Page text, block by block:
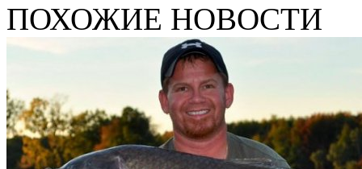
ПОХОЖИЕ НОВОСТИ